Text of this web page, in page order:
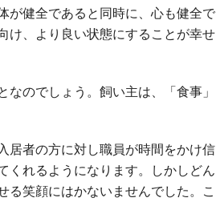
が健全であると同時に、心も健全で
け、より良い状態にすることが幸せ
のでしょう。飼い主は、「食事」
居者の方に対し職員が時間をかけ信
くれるようになります。しかしどん
る笑顔にはかないませんでした。こ